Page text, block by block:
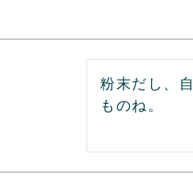
粉末だし、
ものね。